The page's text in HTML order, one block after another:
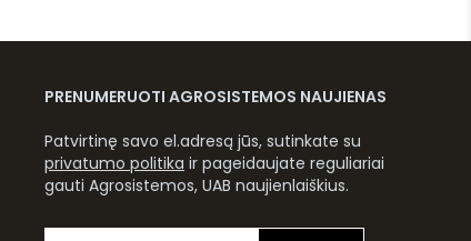
PRENUMERUOTI AGROSISTEMOS NAUJIENAS
Patvirtinę savo el.adresą jūs, sutinkate su
privatumo politika ir pageidaujate reguliariai
gauti Agrosistemos, UAB naujienlaiškius.